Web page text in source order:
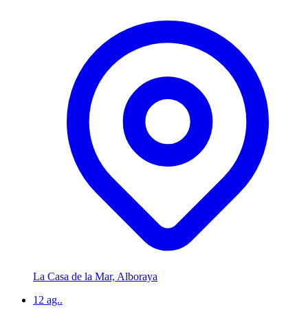
La Casa de la Mar, Alboraya
12 ag..